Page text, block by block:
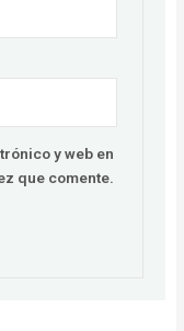
y web en
que comente.